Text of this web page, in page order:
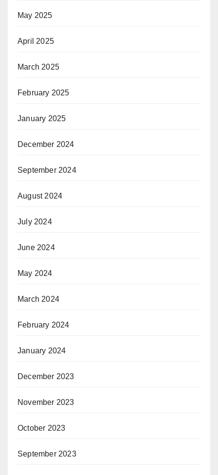
May 2025
April 2025
March 2025
February 2025
January 2025
December 2024
September 2024
August 2024
July 2024
June 2024
May 2024
March 2024
February 2024
January 2024
December 2023
November 2023
October 2023
September 2023